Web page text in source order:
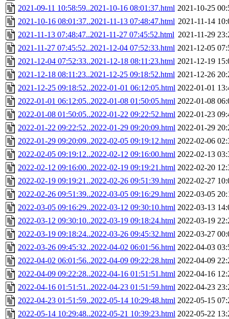
2021-09-11 10:58:59..2021-10-16 08:01:37.html 2021-10-25
2021-10-16 08:01:37..2021-11-13 07:48:47.html 2021-11-14
2021-11-13 07:48:47..2021-11-27 07:45:52.html 2021-11-29
2021-11-27 07:45:52..2021-12-04 07:52:33.html 2021-12-05
2021-12-04 07:52:33..2021-12-18 08:11:23.html 2021-12-19
2021-12-18 08:11:23..2021-12-25 09:18:52.html 2021-12-26
2021-12-25 09:18:52..2022-01-01 06:12:05.html 2022-01-01
2022-01-01 06:12:05..2022-01-08 01:50:05.html 2022-01-08
2022-01-08 01:50:05..2022-01-22 09:22:52.html 2022-01-23
2022-01-22 09:22:52..2022-01-29 09:20:09.html 2022-01-29
2022-01-29 09:20:09..2022-02-05 09:19:12.html 2022-02-06
2022-02-05 09:19:12..2022-02-12 09:16:00.html 2022-02-13
2022-02-12 09:16:00..2022-02-19 09:19:21.html 2022-02-20
2022-02-19 09:19:21..2022-02-26 09:51:39.html 2022-02-27
2022-02-26 09:51:39..2022-03-05 09:16:29.html 2022-03-05
2022-03-05 09:16:29..2022-03-12 09:30:10.html 2022-03-13
2022-03-12 09:30:10..2022-03-19 09:18:24.html 2022-03-19
2022-03-19 09:18:24..2022-03-26 09:45:32.html 2022-03-27
2022-03-26 09:45:32..2022-04-02 06:01:56.html 2022-04-03
2022-04-02 06:01:56..2022-04-09 09:22:28.html 2022-04-09
2022-04-09 09:22:28..2022-04-16 01:51:51.html 2022-04-16
2022-04-16 01:51:51..2022-04-23 01:51:59.html 2022-04-23
2022-04-23 01:51:59..2022-05-14 10:29:48.html 2022-05-15
2022-05-14 10:29:48..2022-05-21 10:39:23.html 2022-05-22